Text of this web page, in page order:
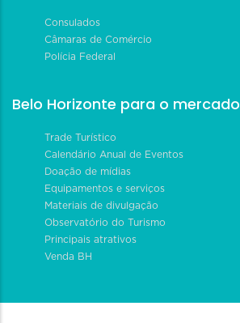
Consulados
Câmaras de Comércio
Polícia Federal
Belo Horizonte para o mercado
Trade Turístico
Calendário Anual de Eventos
Doação de mídias
Equipamentos e serviços
Materiais de divulgação
Observatório do Turismo
Principais atrativos
Venda BH